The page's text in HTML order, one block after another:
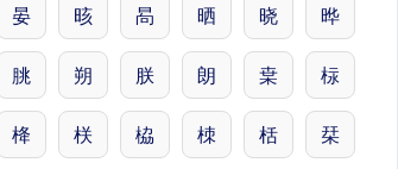
晏 晐 晑 晒 晓 晔
朓 朔 朕 朗 枽 柡
栙 栚 栛 栜 栝 栞